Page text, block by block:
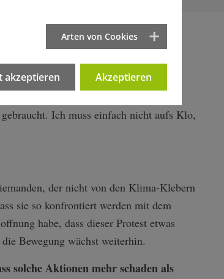
Autobahn festgeklebt und mit einem
Stunden nicht lösen. Da kann man
Ich muss einfach nicht aufs Klo,
der nicht von den Klima-Klebern
sie so konfrontiert werden mit dem
habe, dass dieser Protest etwas
Bewegung wächst weiterhin.
solche Aktionen mehr schaden als
Arten von Cookies
akzeptieren Akzeptieren